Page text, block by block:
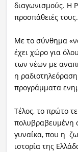
διαγωνισμούς. Η
προσπάθειές τους.
Με το σύνθημα
έχει χώρο για
των νέων με
η
προγράμματα
Τέλος, το πρώτο
πολυβραβευμένη
γυναίκα, που η
ιστορία της